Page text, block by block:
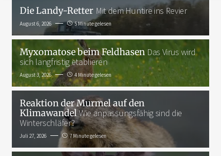
Die Landy-Retter Mit dem Huntire ins Revier
August 6, 2026 5 Minute gelesen
Myxomatose beim Feldhasen Das Virus wird
sich langfristig etablieren
August 3, 2026 4 Minute gelesen
Reaktion der Murmel auf den
KlimawandelWie anpassungsfähig sind die
Winterschläfer?
Juli 27, 2026 7 Minute gelesen